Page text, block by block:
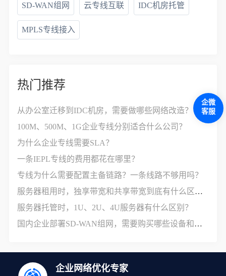
SD-WAN组网 云专线互联 IDC机房托管
MPLS专线接入
热门推荐
从办公室迁移到IDC机房，需要做哪些网络改造？
100M、500M、1G企业专线分别适合什么公司？
为什么企业专线需要SLA？
一条IEPL专线的费用都花在哪里？
专线为什么需要配置主备链路？一条线路不够用吗？
服务器租用时，独享带宽和共享带宽到底有什么区别？
服务器托管时，1U、2U、4U服务器有什么区别？
国内企业部署SD-WAN组网，需要购买哪些设备和服务？
企业网络优化专家
企微
客服